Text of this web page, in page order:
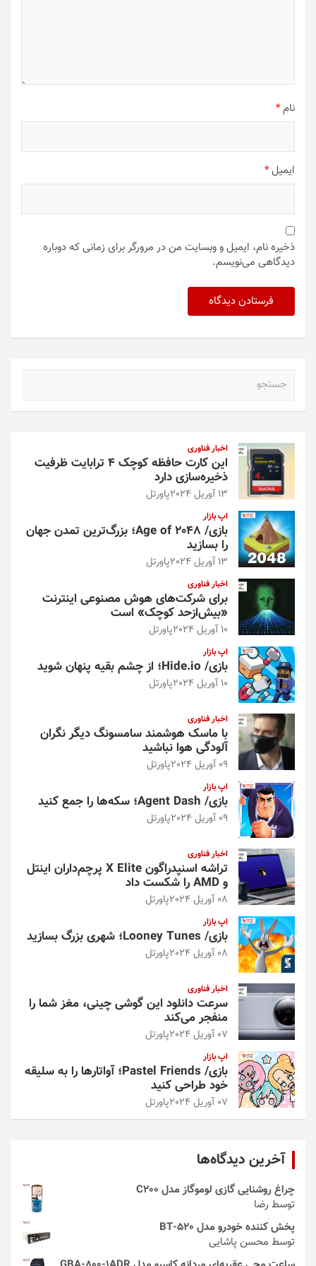
نام*
ایمیل*
ذخیره نام، ایمیل و وبسایت من در مرورگر برای زمانی که دوباره
دیدگاهی می‌نویسم.
اخبار فناوری
این کارت حافظه کوچک ۴ ترابایت ظرفیت
ذخیره‌سازی دارد
13 آوریل 2024 پاورتل
اپ بازار
بازی/ Age of 2048؛ بزرگ‌ترین تمدن جهان
را بسازید
13 آوریل 2024 پاورتل
اخبار فناوری
برای شرکت‌های هوش مصنوعی اینترنت
«بیش‌از‌حد کوچک» است
10 آوریل 2024 پاورتل
اپ بازار
بازی/ Hide.io؛ از چشم بقیه پنهان شوید
10 آوریل 2024 پاورتل
اخبار فناوری
با ماسک هوشمند سامسونگ دیگر نگران
آلودگی هوا نباشید
09 آوریل 2024 پاورتل
اپ بازار
بازی/ Agent Dash؛ سکه‌ها را جمع کنید
09 آوریل 2024 پاورتل
اخبار فناوری
تراشه اسنپدراگون X Elite پرچم‌داران اینتل
و AMD را شکست داد
08 آوریل 2024 پاورتل
اپ بازار
بازی/ Looney Tunes؛ شهری بزرگ بسازید
08 آوریل 2024 پاورتل
اخبار فناوری
سرعت دانلود این گوشی چینی، مغز شما را
منفجر می‌کند
07 آوریل 2024 پاورتل
اپ بازار
بازی/ Pastel Friends؛ آواتارها را به سلیقه
خود طراحی کنید
07 آوریل 2024 پاورتل
آخرین دیدگاه‌ها
چراغ روشنایی گازی لوموگاز مدل C200
توسط رضا
پخش کننده خودرو مدل 520-BT
توسط محسن پاشایی